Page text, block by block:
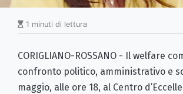
1 minuti di lettura
CORIGLIANO-ROSSANO - Il welfare
confronto politico, amministrativo e
maggio, alle ore 18, al Centro